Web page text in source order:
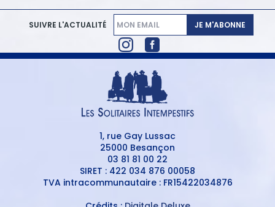
SUIVRE L'ACTUALITÉ JE M'ABONNE
1, rue Gay Lussac
25000 Besançon
03 81 81 00 22
SIRET : 422 034 876 00058
TVA intracommunautaire : FR15422034876